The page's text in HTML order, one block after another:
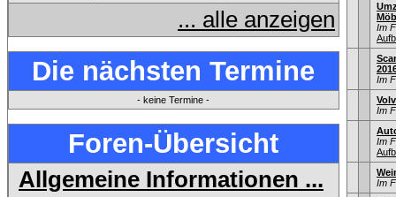
... alle anzeigen
Die nächsten Termine
- keine Termine -
Foren-Übersicht
Allgemeine Informationen ...
Im
Im
Im
Im
Im